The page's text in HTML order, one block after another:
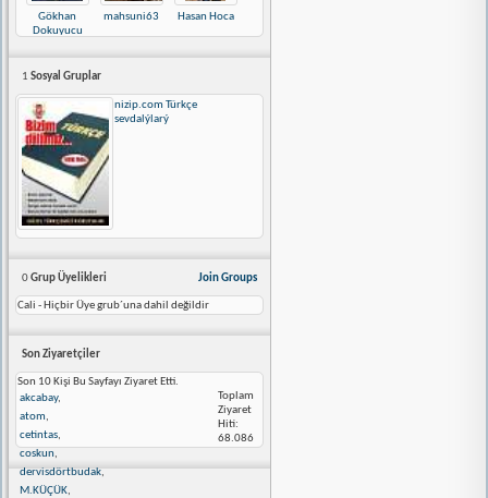
Gökhan
Dokuyucu
mahsuni63 Hasan Hoca
1 Sosyal Gruplar
nizip.com Türkçe
sevdalýlarý
Join Groups
0Grup Üyelikleri
Cali - Hiçbir Üye grub´una dahil değildir
Son Ziyaretçiler
Son 10 Kişi Bu Sayfayı Ziyaret Etti.
akcabay,
atom,
cetintas,
coskun,
dervisdörtbudak,
M.KÜÇÜK,
Toplam
Ziyaret
Hiti:
68.086